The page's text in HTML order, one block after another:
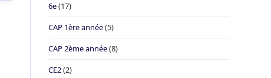
6e(17)
CAP 1ère année(5)
CAP 2ème année(8)
CE2(2)